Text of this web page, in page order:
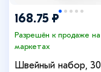
168.75 ₽
Разрешён к продаже на
маркетах
Швейный набор, 30